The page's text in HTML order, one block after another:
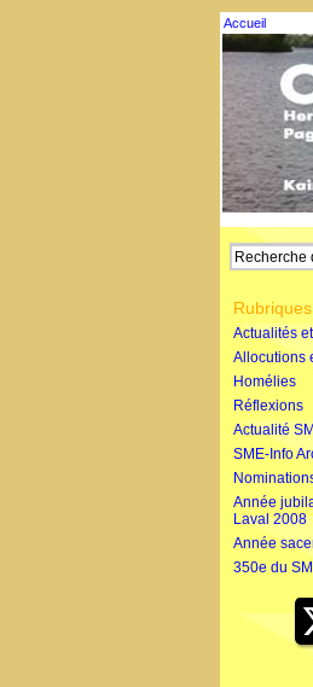
Accueil
Rubriques
Actualités
Allocutions
Homélies
Réflexions
Actualité
SME-Info
Année
Laval 2008
Année
350e du